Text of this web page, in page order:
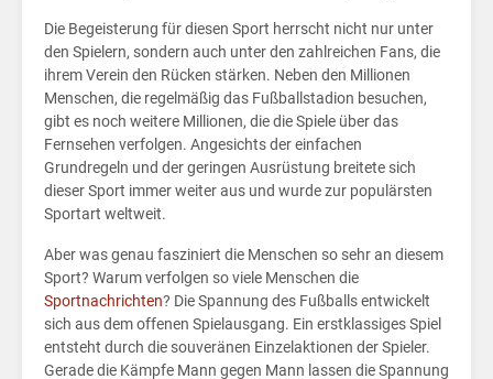
Die Begeisterung für diesen Sport herrscht nicht nur unter
den Spielern, sondern auch unter den zahlreichen Fans, die
ihrem Verein den Rücken stärken. Neben den Millionen
Menschen, die regelmäßig das Fußballstadion besuchen,
gibt es noch weitere Millionen, die die Spiele über das
Fernsehen verfolgen. Angesichts der einfachen
Grundregeln und der geringen Ausrüstung breitete sich
dieser Sport immer weiter aus und wurde zur populärsten
Sportart weltweit.
Aber was genau fasziniert die Menschen so sehr an diesem
Sport? Warum verfolgen so viele Menschen die
Sportnachrichten? Die Spannung des Fußballs entwickelt
sich aus dem offenen Spielausgang. Ein erstklassiges Spiel
entsteht durch die souveränen Einzelaktionen der Spieler.
Gerade die Kämpfe Mann gegen Mann lassen die Spannung